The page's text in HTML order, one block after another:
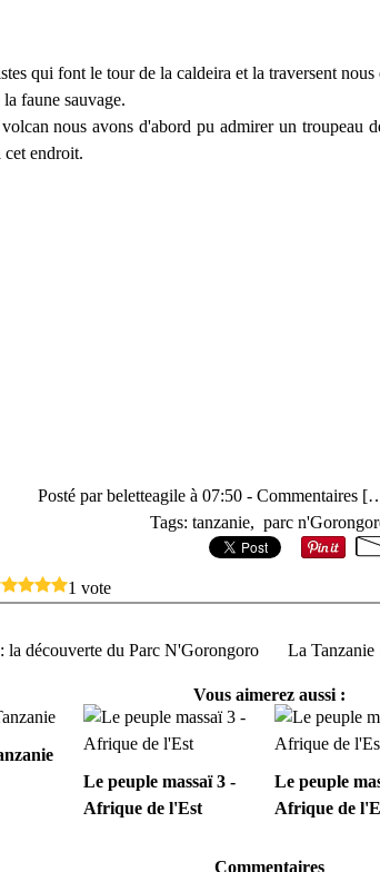
qui font le tour de la caldeira et la traversent
faune sauvage.
nous avons d'abord pu admirer un troupeau
cet endroit.
Posté par beletteagile à 07:50 - Commentaires [
Tags: tanzanie, parc
1 vote
la découverte du Parc N'Gorongoro La Tanzanie
Vous aimerez aussi :
Le peuple massaï 3 -
Afrique de l'Est
Le peuple
Afrique de
Commentaires